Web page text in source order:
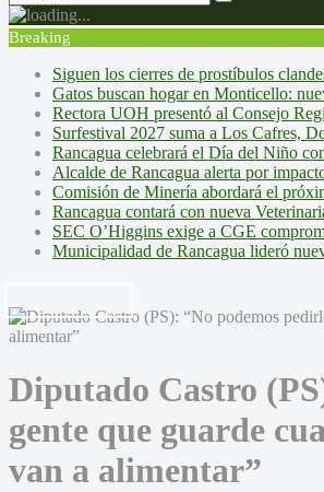
Breaking
Siguen los cierres de prostíbulos
Gatos buscan hogar en Monticello:
Rectora UOH presentó al Consejo
Surfestival 2027 suma a Los Cafres,
Rancagua celebrará el Día del Niño
Alcalde de Rancagua alerta por
Comisión de Minería abordará el
Rancagua contará con nueva
SEC O’Higgins exige a CGE
Municipalidad de Rancagua lideró
Diputado Castro
gente que guarde
van a alimentar”